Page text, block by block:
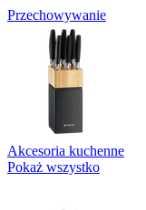
Przechowywanie
Akcesoria kuchenne
Pokaż wszystko